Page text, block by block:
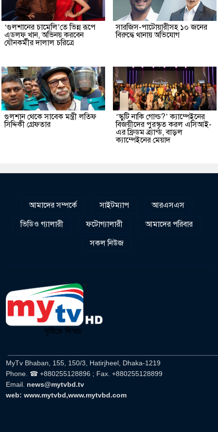
‘গুলশানের চামেলি’তে ভিন্ন রূপে
এডলফ খান, অভিনয় করবেন
যৌনকর্মীর দালাল চরিত্রে
সারজিস-পাটোয়ারীসহ ১০ জনের
বিরুদ্ধে থানায় অভিযোগ
গুলশান থেকে সাবেক মন্ত্রী লতিফ
সিদ্দিকী গ্রেফতার
‘স্কুটি নাকি গোল্ড?’ ক্যাম্পেইনের
বিজয়ীদের পুরস্কৃত করল এসিআই-
এর ফ্রিডম ব্র্যান্ড, বাড়ল
ক্যাম্পেইনের মেয়াদ
আমাদের সম্পর্কে সাইটম্যাপ
আরএসএস
ভিডিও গ্যালারী
ফটোগ্যালারী
আমাদের পরিবার
সকল নিউজ
MyTv Bhaban, 155, 150/3, Hatirjheel, Dhaka-1219
Phone. ☎ +880255128896 ; Fax. +880255128899
Email. news@mytvbd.tv
web: www.mytvbd,www.mytvbd.com